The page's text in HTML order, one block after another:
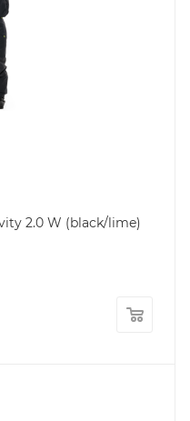
2.0 W (black/lime)